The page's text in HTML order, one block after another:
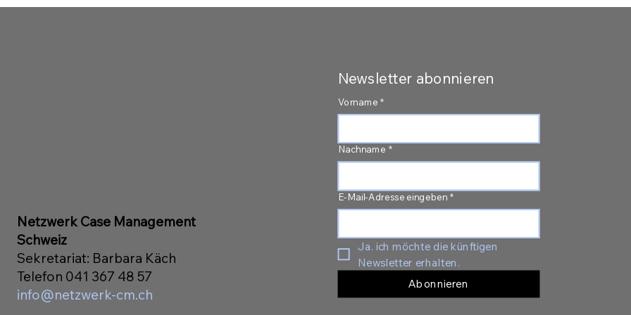
Newsletter abonnieren
Vorname *
Nachname *
E-Mail-Adresse eingeben *
Ja. ich möchte die künftigen
Newsletter erhalten.
Abonnieren
Netzwerk Case Management
Schweiz
Sekretariat: Barbara Käch
Telefon 041 367 48 57
info@netzwerk-cm.ch